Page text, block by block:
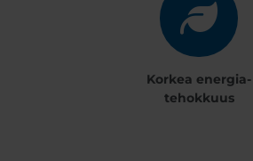
Korkea energia-
tehokkuus